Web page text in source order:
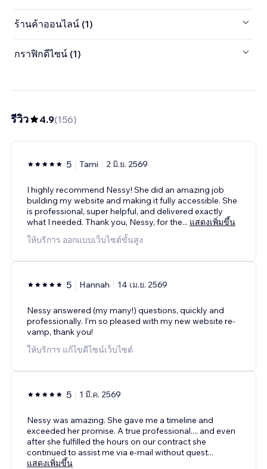
ร้านค้าออนไลน์ (1)
กราฟิกดีไซน์ (1)
รีวิว 4.9(156)
5 Tami 2 มิ.ย. 2569
I highly recommend Nessy! She did an amazing job
building my website and making it fully accessible. She
is professional, super helpful, and delivered exactly
what I needed. Thank you, Nessy, for the... แสดงเพิ่มขึ้น
ให้บริการ ออกแบบเว็บไซต์ขั้นสูง
5 Hannah 14 เม.ย. 2569
Nessy answered (my many!) questions, quickly and
professionally. I'm so pleased with my new website re-
vamp, thank you!
ให้บริการ แก้ไขดีไซน์เว็บไซต์
5 1 มี.ค. 2569
Nessy was amazing. She gave me a timeline and
exceeded her promise. A true professional.... and even
after she fulfilled the hours on our contract she
continued to assist me via e-mail without quest...
แสดงเพิ่มขึ้น